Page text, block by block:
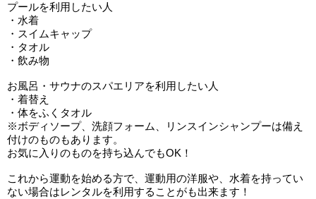
プールを利用したい人
・水着
・スイムキャップ
・タオル
・飲み物
お風呂・サウナのスパエリアを利用したい人
・着替え
・体をふくタオル
※ボディソープ、洗顔フォーム、リンスインシャンプーは備え
付けのものもあります。
お気に入りのものを持ち込んでもOK！
これから運動を始める方で、運動用の洋服や、水着を持ってい
ない場合はレンタルを利用することがも出来ます！